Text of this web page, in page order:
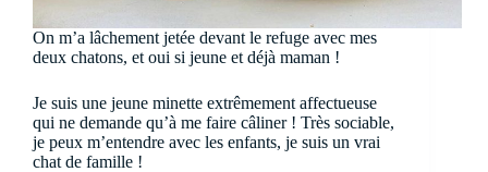
On m’a lâchement jetée devant le refuge avec mes
deux chatons, et oui si jeune et déjà maman !
Je suis une jeune minette extrêmement affectueuse
qui ne demande qu’à me faire câliner ! Très sociable,
je peux m’entendre avec les enfants, je suis un vrai
chat de famille !